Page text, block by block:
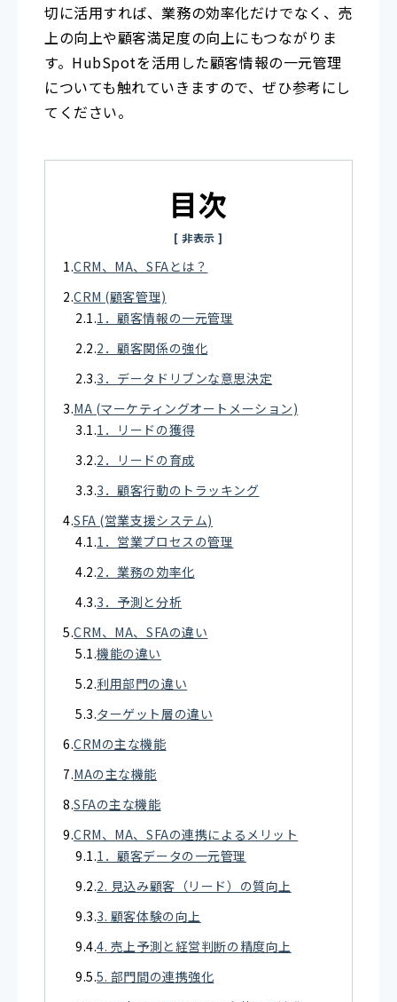
切に活用すれば、業務の効率化だけでなく、売
上の向上や顧客満足度の向上にもつながりま
す。HubSpotを活用した顧客情報の一元管理
についても触れていきますので、ぜひ参考にし
てください。
目次
CRM、MA、SFAとは？
CRM (顧客管理)
1．顧客情報の一元管理
2．顧客関係の強化
3．データドリブンな意思決定
MA (マーケティングオートメーション)
1．リードの獲得
2．リードの育成
3．顧客行動のトラッキング
SFA (営業支援システム)
1．営業プロセスの管理
2．業務の効率化
3．予測と分析
CRM、MA、SFAの違い
機能の違い
利用部門の違い
ターゲット層の違い
CRMの主な機能
MAの主な機能
SFAの主な機能
CRM、MA、SFAの連携によるメリット
1．顧客データの一元管理
2. 見込み顧客（リード）の質向上
3. 顧客体験の向上
4. 売上予測と経営判断の精度向上
5. 部門間の連携強化